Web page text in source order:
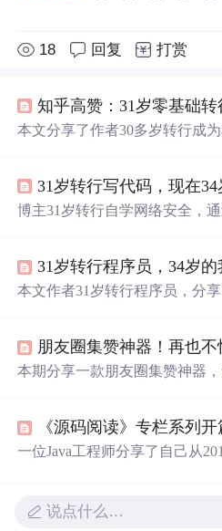
18 回复 打赏
本文分享了作者30多岁转行成
励和警示潜在转行者评估自身
博主31岁转行自学网络安全，
全学习资源，包括成长路线图
31岁转行程序员，34岁
本文作者31岁转行程序员，分
技术能力不匹配的尴尬。作者
皮薄的人慎重，还分享网络安
朋友圈集赞神器！再也
本期分享一款朋友圈集赞神器
与自定义评论，使集赞过程既
一位Java工程师分享了自己从
学习Java源码和区块链技术。
说点什么…